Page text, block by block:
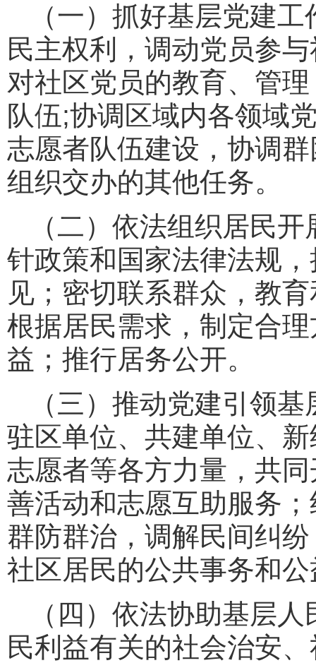
（一）抓好基层党建
民主权利，调动党员参
对社区党员的教育、管
队伍;协调区域内各领域
志愿者队伍建设，协调
组织交办的其他任务。
（二）依法组织居民
针政策和国家法律法规
见；密切联系群众，教
根据居民需求，制定合
益；推行居务公开。
（三）推动党建引领
驻区单位、共建单位、
志愿者等各方力量，共
善活动和志愿互助服务
群防群治，调解民间纠
社区居民的公共事务和
（四）依法协助基层
民利益有关的社会治安